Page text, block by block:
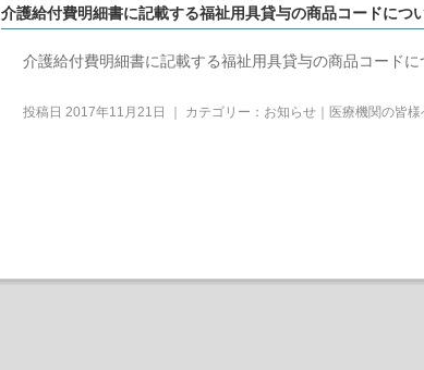
介護給付費明細書に記載する福祉用具貸与の商品コードにつ
介護給付費明細書に記載する福祉用具貸与の商品コードに
投稿日 2017年11月21日 ｜ カテゴリー： お知らせ｜医療機関の皆様